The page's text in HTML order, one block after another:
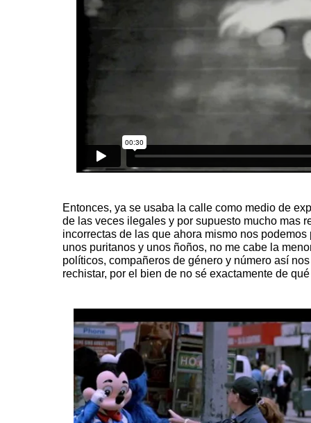
Entonces, ya se usaba la calle como medio de
de las veces ilegales y por supuesto mucho mas
incorrectas de las que ahora mismo nos
unos puritanos y unos ñoños, no me cabe la
políticos, compañeros de género y número así
rechistar, por el bien de no sé exactamente de